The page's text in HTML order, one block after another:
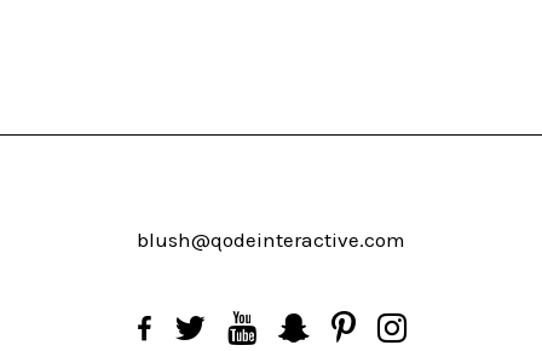
blush@qodeinteractive.com